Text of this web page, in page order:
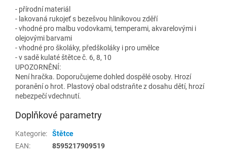
- přírodní materiál
- lakovaná rukojeť s bezešvou hliníkovou zděří
- vhodné pro malbu vodovkami, temperami, akvarelovými i
olejovými barvami
- vhodné pro školáky, předškoláky i pro umělce
- v sadě kulaté štětce č. 6, 8, 10
UPOZORNĚNÍ:
Není hračka. Doporučujeme dohled dospělé osoby. Hrozí
poranění o hrot. Plastový obal odstraňte z dosahu dětí, hrozí
nebezpečí vdechnutí.
Doplňkové parametry
Kategorie:
Štětce
EAN: 8595217909519